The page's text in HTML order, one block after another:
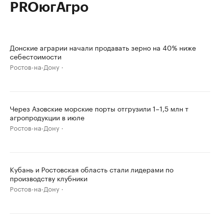
PROюгАгро
Донские аграрии начали продавать зерно на 40% ниже
себестоимости
Ростов-на-Дону
Через Азовские морские порты отгрузили 1–1,5 млн т
агропродукции в июле
Ростов-на-Дону
Кубань и Ростовская область стали лидерами по
производству клубники
Ростов-на-Дону